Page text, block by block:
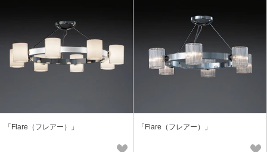
「Flare（フレアー）」 「Flare（フレアー）」